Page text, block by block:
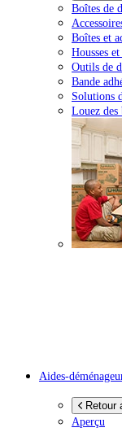
Boîtes de
Boîtes et
Housses et
Outils de
Bande
Solutions
Louez des
Aides-
Retour
Aperçu